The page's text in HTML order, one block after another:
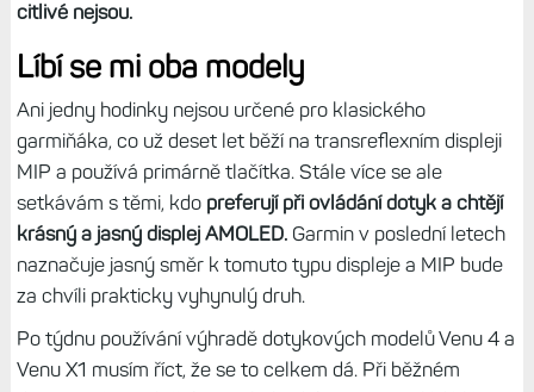
% (bez senzoru výkonu), kardio 35 m, 20/51 %
Pátek 15/48 %, posilovna 35 m, 6/41 % (odpoledne),
Na kole mám vždy radar, senzor rychlosti, hrudní pás a
někdy i snímač výkonu. Z výše uvedeného jasně vyplývá,
že pokud mají hodinky Venu X1 méně než 25 %, už je třeba
zvážit, zda vydrží delší aktivitu s GPS (více než dvě
hodiny). A to samozřejmě bez mapy, protože s ní a
navigací je spotřeba ca 25 % za hodinu v režimu AOD.
Venu X1 tedy zvládly tři a půl dne, Venu 4 pak vydrží v
tomto zatížení celých pět dnů.